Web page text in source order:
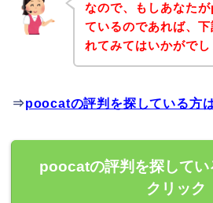
なので、もしあなた
ているのであれば、
れてみてはいかがでし
⇒poocatの評判を探している方
poocatの評判を探してい
クリック